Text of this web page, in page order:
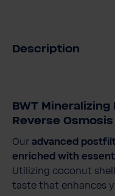
Description
BWT
Reverse Osmosis
Our advanced
enriched with
Utilizing coconut
taste that enhances